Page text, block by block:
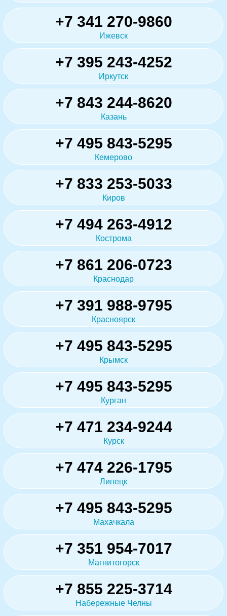
+7 341 270-9860
Ижевск
+7 395 243-4252
Иркутск
+7 843 244-8620
Казань
+7 495 843-5295
Кемерово
+7 833 253-5033
Киров
+7 494 263-4912
Кострома
+7 861 206-0723
Краснодар
+7 391 988-9795
Красноярск
+7 495 843-5295
Крымск
+7 495 843-5295
Курган
+7 471 234-9244
Курск
+7 474 226-1795
Липецк
+7 495 843-5295
Махачкала
+7 351 954-7017
Магнитогорск
+7 855 225-3714
Набережные Челны